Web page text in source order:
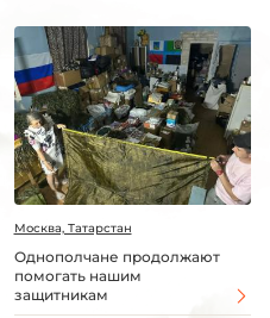
Москва, Татарстан
Однополчане продолжают
помогать нашим
защитникам